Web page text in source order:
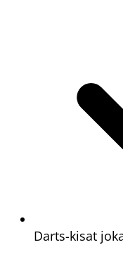
Darts-kisat